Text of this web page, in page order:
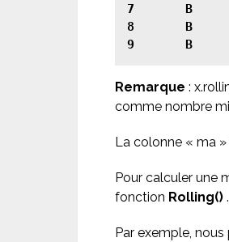
7	B	3	19	15.000000
8	B	4	20	17.333333
Remarque :
comme nombre
La colonne « ma
Pour calculer une
fonction Rolling() .
Par exemple,